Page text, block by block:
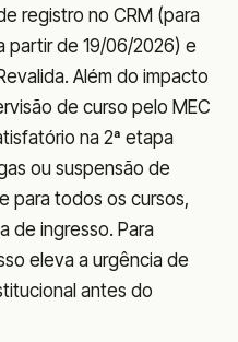
registro no CRM (para
partir de 19/06/2026) e
Além do impacto
de curso pelo MEC
na 2ª etapa
ou suspensão de
para todos os cursos,
de ingresso. Para
eleva a urgência de
antes do